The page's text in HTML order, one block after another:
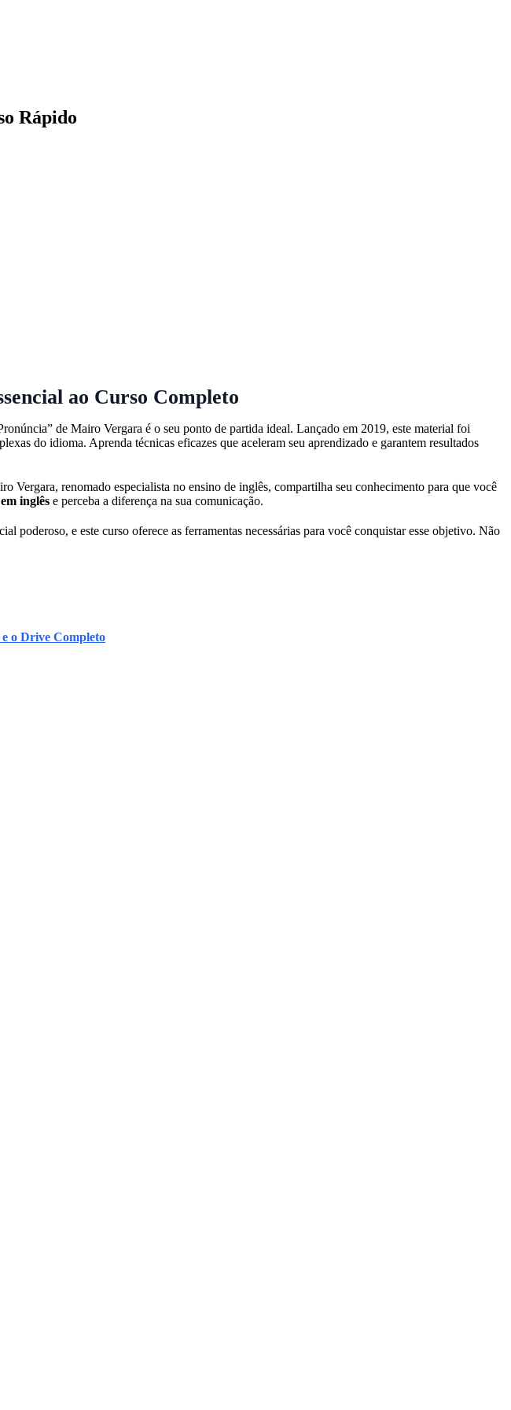
Rápido
ao Curso Completo
de Mairo Vergara é o seu ponto de partida ideal. Lançado em 2019, este material foi
do idioma. Aprenda técnicas eficazes que aceleram seu aprendizado e garantem resultados
Vergara, renomado especialista no ensino de inglês, compartilha seu conhecimento para que você
inglês e perceba a diferença na sua comunicação.
e este curso oferece as ferramentas necessárias para você conquistar esse objetivo. Não
o Drive Completo